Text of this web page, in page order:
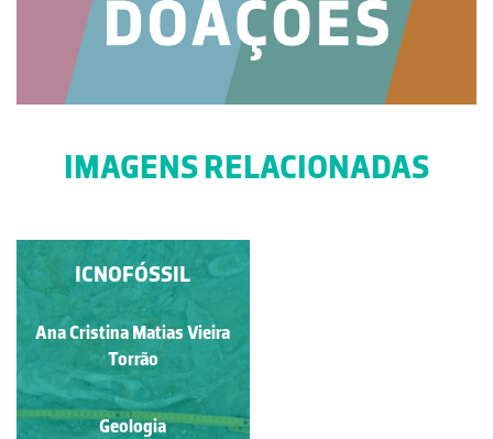
IMAGENS RELACIONADAS
CRUZIANA
Raquel Antunes
Geologia
ICNOFÓSSIL
Ana Cristina Matias Vieira
Torrão
Geologia